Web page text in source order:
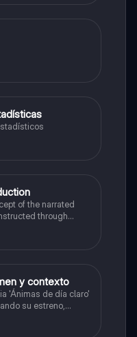
of the narrated
through
spaces, times,
the type of
y contexto
'Ánimas de día claro'
su estreno,
del folklore